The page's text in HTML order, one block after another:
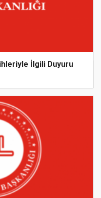
İlgili Duyuru